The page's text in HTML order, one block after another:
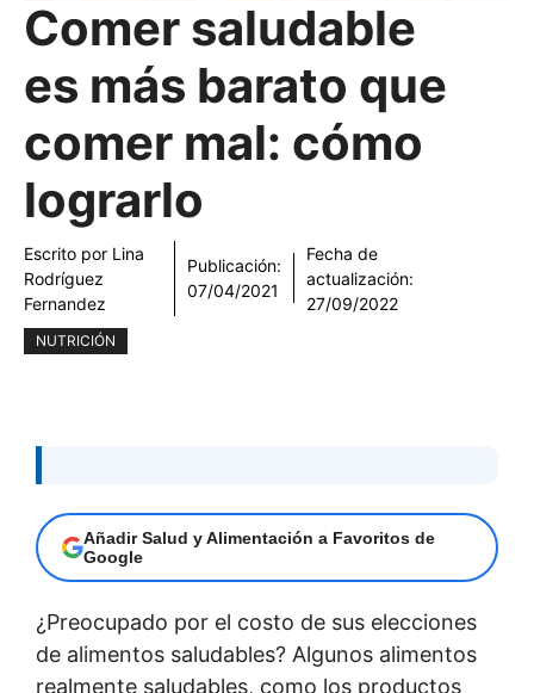
Comer saludable
es más barato que
comer mal: cómo
lograrlo
Escrito por Lina
Rodríguez
Fernandez
Publicación:
07/04/2021
Fecha de
actualización:
27/09/2022
NUTRICIÓN
Añadir Salud y Alimentación a Favoritos de
Google
¿Preocupado por el costo de sus elecciones
de alimentos saludables? Algunos alimentos
realmente saludables, como los productos